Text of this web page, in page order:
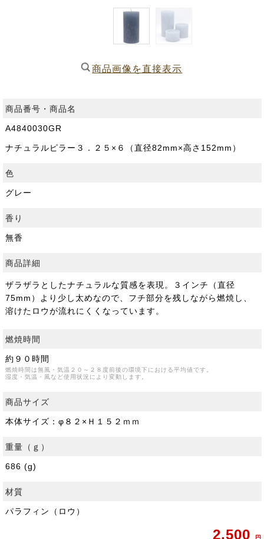
商品画像を直接表示
商品番号・商品名
A4840030GR
ナチュラルピラー３．２５×６（直径82mm×高さ152mm）
色
グレー
香り
無香
商品詳細
ザラザラとしたナチュラルな質感を表現。３インチ（直径
75mm）より少し太めなので、フチ部分を残しながら燃焼し、
溶けたロウが流れにくくなっています。
燃焼時間
約９０時間
燃焼時間は無風・気温２０～２８度前後の環境下における平均値です。
湿度・気温・風など使用状況により変動します。
商品サイズ
本体サイズ：φ８２×Ｈ１５２ｍｍ
重量（ｇ）
686 (g)
材質
パラフィン（ロウ）
2,500 円